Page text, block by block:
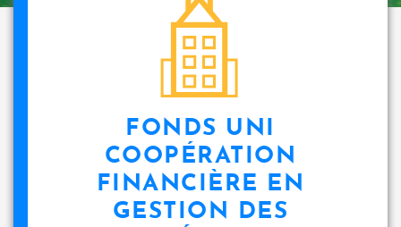
FONDS UNI
COOPÉRATION
FINANCIÈRE EN
GESTION DES